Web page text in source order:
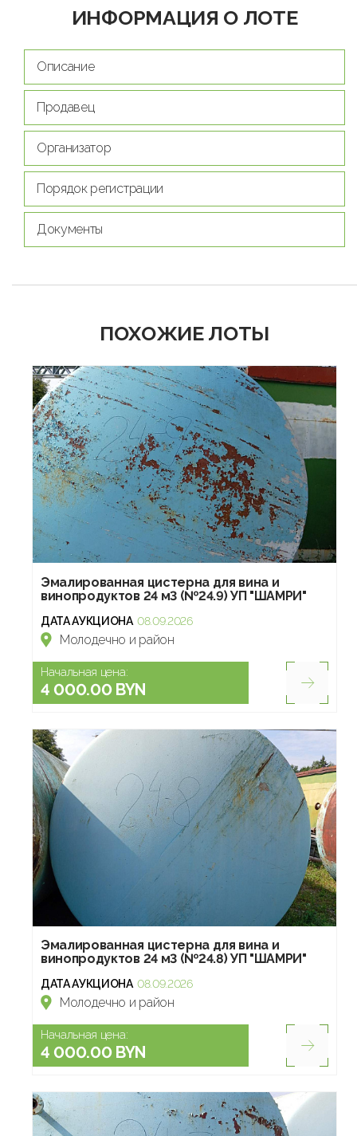
ИНФОРМАЦИЯ О ЛОТЕ
Описание
Продавец
Организатор
Порядок регистрации
Документы
ПОХОЖИЕ ЛОТЫ
Эмалированная цистерна для вина и
винопродуктов 24 м3 (№24.9) УП "ШАМРИ"
ДАТА АУКЦИОНА 08.09.2026
Молодечно и район
Начальная цена:
4 000.00 BYN
Эмалированная цистерна для вина и
винопродуктов 24 м3 (№24.8) УП "ШАМРИ"
ДАТА АУКЦИОНА 08.09.2026
Молодечно и район
Начальная цена:
4 000.00 BYN